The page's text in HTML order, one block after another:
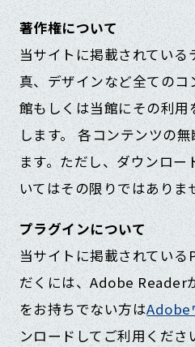
著作権について
当サイトに掲載されている
真、デザインなど全ての
館もしくは当館にその利
します。 各コンテンツの
ます。ただし、ダウンロー
いてはその限りではありま
プラグインについて
当サイトに掲載されてい
だくには、Adobe Reader
をお持ちでない方はAdobe
ンロードしてご利用くださ